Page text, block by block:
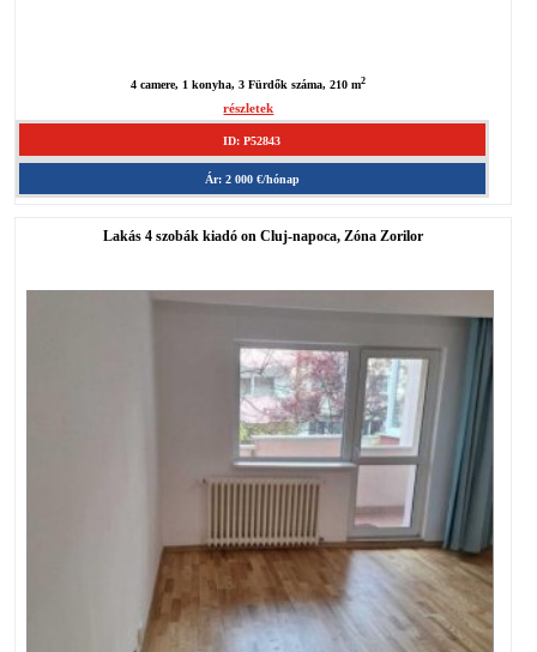
4 camere, 1 konyha, 3 Fürdők száma, 210 m2
részletek
ID: P52843
Ár: 2 000 €/hónap
Lakás 4 szobák kiadó on Cluj-napoca, Zóna Zorilor